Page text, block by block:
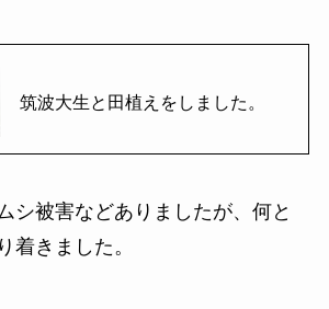
筑波大生と田植えをしました。
シ被害などありましたが、何と
着きました。